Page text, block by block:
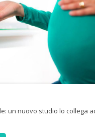
un nuovo studio lo collega